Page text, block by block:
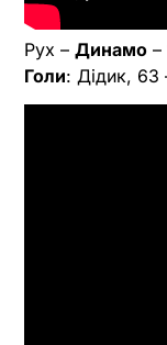
Рух – Динамо –
Голи: Дідик, 63